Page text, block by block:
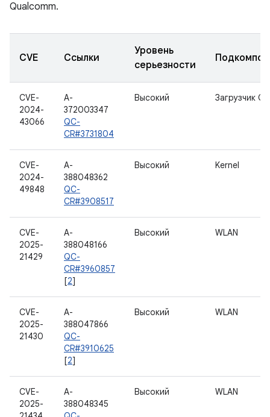
Qualcomm.
CVE Ссылки
Уровень
серьезности
CVE-
2024-
43066
A-
372003347
QC-
CR#3731804
Высокий Загрузчик ОС
CVE-
2024-
49848
A-
388048362
QC-
CR#3908517
Высокий Kernel
CVE-
2025-
21429
A-
388048166
QC-
CR#3960857
[2]
Высокий WLAN
CVE-
2025-
21430
A-
388047866
QC-
CR#3910625
[2]
Высокий WLAN
CVE-
2025-
A-
388048345
Высокий WLAN